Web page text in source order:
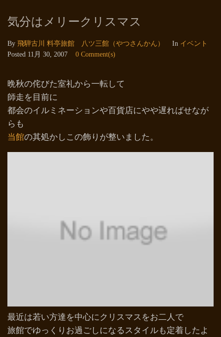
気分はメリークリスマス
By 飛騨古川 料亭旅館 八ツ三館（やつさんかん） In イベント
Posted 11月 30, 2007 0 Comment(s)
晩秋の侘びた室礼から一転して
師走を目前に
都会のイルミネーションや百貨店にやや遅ればせなが
らも
当館の其処かしこの飾りが整いました。
最近は若い方達を中心にクリスマスをお二人で
旅館でゆっくりお過ごしになるスタイルも定着したよ